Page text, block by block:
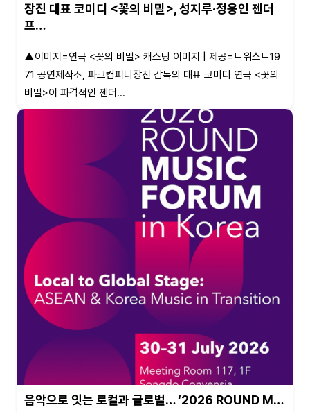
장진 대표 코미디 <꽃의 비밀>, 성지루·정웅인 젠더
프…
▲이미지=연극 <꽃의 비밀> 캐스팅 이미지 | 제공=트위스트19
71 공연제작소, 파크컴퍼니장진 감독의 대표 코미디 연극 <꽃의
비밀>이 파격적인 젠더...
음악으로 잇는 로컬과 글로벌… ‘2026 ROUND M…